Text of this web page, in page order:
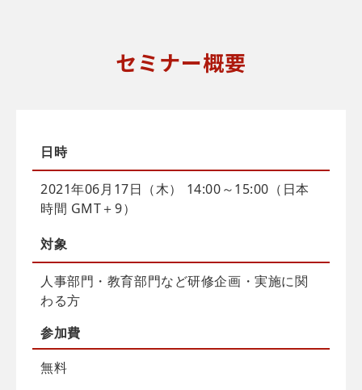
セミナー概要
日時
2021年06月17日（木） 14:00～15:00（日本
時間 GMT＋9）
対象
人事部門・教育部門など研修企画・実施に関
わる方
参加費
無料